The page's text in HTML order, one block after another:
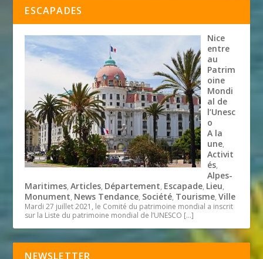
ESCAPADES
Nice
entre
au
Patrim
oine
Mondi
al de
l’Unesc
o
A la
une,
Activit
és,
Alpes-
Maritimes,Articles, Département, Escapade, Lieu,
Monument, News Tendance, Société, Tourisme,Ville
Mardi 27 juillet 2021, le Comité du patrimoine mondial a inscrit
sur la Liste du patrimoine mondial de l’UNESCO […]
NEWSLETTER